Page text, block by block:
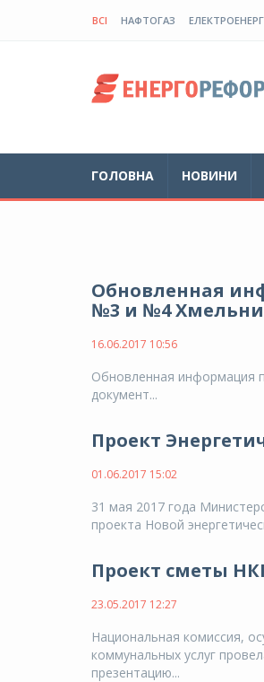
ВСІ НАФТОГАЗ
ГОЛОВНА НОВИНИ
Обновленная
№3 и №4
16.06.2017 10:56
Обновленная информация
документ...
Проект
01.06.2017 15:02
31 мая 2017 года
проекта Новой
Проект сметы
23.05.2017 12:27
Национальная комиссия,
коммунальных услуг
презентацию...